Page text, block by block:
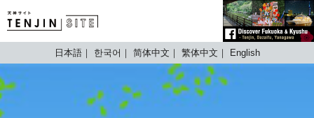
TENJIN SITE
日本語 한국어 简体中文 繁体中文 English